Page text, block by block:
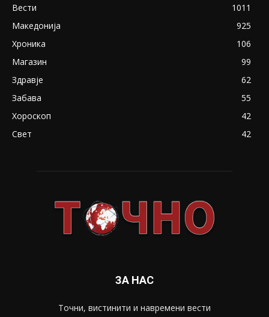
Вести
1011
Македонија
925
Хроника
106
Магазин
99
Здравје
62
Забава
55
Хороскоп
42
Свет
42
ЗА НАС
Точни, вистинити и навремени вести